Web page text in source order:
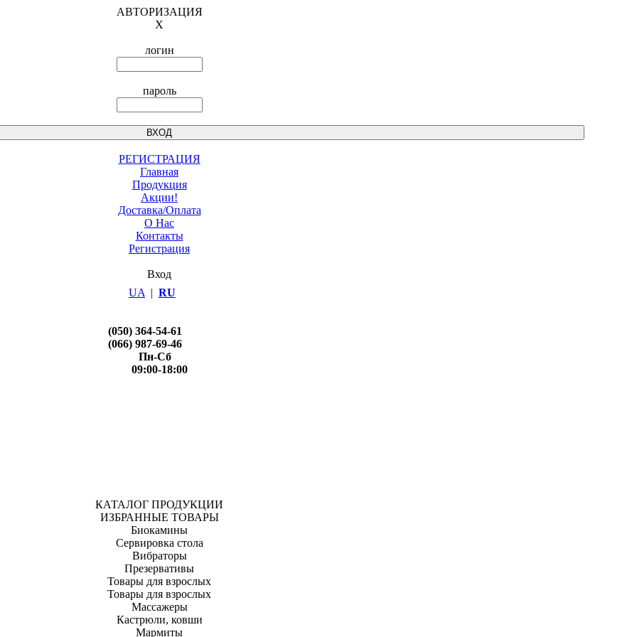
АВТОРИЗАЦИЯ
X
логин
пароль
РЕГИСТРАЦИЯ
Главная
Продукция
Акции!
Доставка/Оплата
О Нас
Контакты
Регистрация
Вход
UA | RU
(050) 364-54-61
(066) 987-69-46
Пн-Сб
09:00-18:00
КАТАЛОГ ПРОДУКЦИИ
ИЗБРАННЫЕ ТОВАРЫ
Биокамины
Сервировка стола
Вибраторы
Презервативы
Товары для взрослых
Товары для взрослых
Массажеры
Кастрюли, ковши
Мармиты